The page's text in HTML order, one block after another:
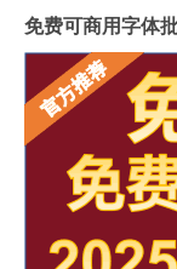
免费可商用字体